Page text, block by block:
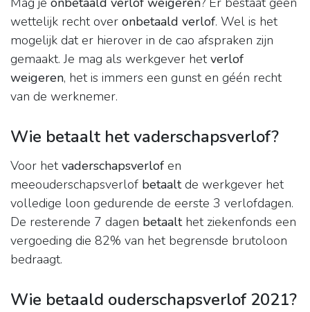
wettelijk recht over onbetaald verlof. Wel is het
mogelijk dat er hierover in de cao afspraken zijn
gemaakt. Je mag als werkgever hetverlof
weigeren, het is immers een gunst en géén recht
van de werknemer.
Wie betaalt het vaderschapsverlof?
Voor hetvaderschapsverlof en
meeouderschapsverlof betaaltde werkgever het
volledige loon gedurende de eerste 3 verlofdagen.
De resterende 7 dagen betaalthet ziekenfonds een
vergoeding die 82% van het begrensde brutoloon
bedraagt.
Wie betaald ouderschapsverlof 2021?